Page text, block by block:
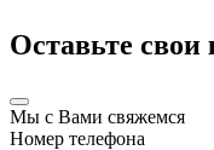
Оставьте
Мы с Вами свяжемся
Номер телефона